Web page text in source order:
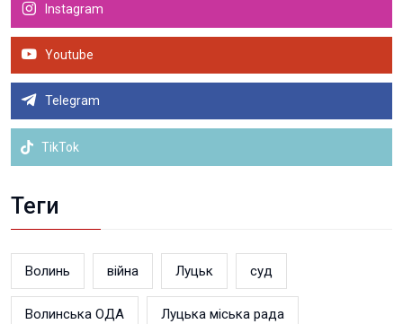
Instagram
Youtube
Telegram
TikTok
Теги
Волинь війна Луцьк суд
Волинська ОДА Луцька міська рада